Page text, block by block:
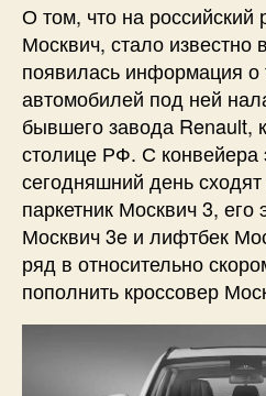
О том, что на российский
Москвич, стало известно
появилась информация о
автомобилей под ней
бывшего завода Renault,
столице РФ. С конвейера
сегодняшний день
паркетник Москвич 3, его
Москвич 3e и лифтбек
ряд в относительно
пополнить кроссовер